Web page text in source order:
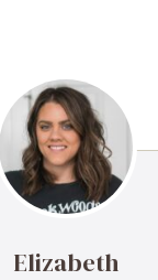
Elizabeth